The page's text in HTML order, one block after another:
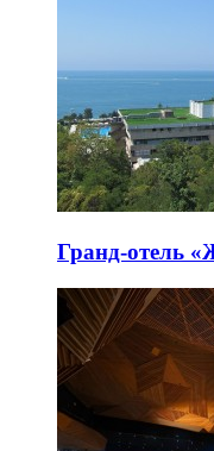
Гранд-отель